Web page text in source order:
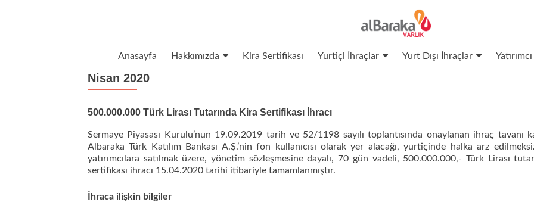
Anasayfa Hakkımızda Kira Sertifikası Yurtiçi İhraçlar Yurt Dışı İhraçlar
Nisan 2020
500.000.000 Türk Lirası Tutarında Kira Sertifikası İhracı
Sermaye Piyasası Kurulu’nun 19.09.2019 tarih ve 52/1198 sayılı toplantısında onaylanan ihraç tavanı
Albaraka Türk Katılım Bankası A.Ş.’nin fon kullanıcısı olarak yer alacağı, yurtiçinde halka arz
yatırımcılara satılmak üzere, yönetim sözleşmesine dayalı, 70 gün vadeli, 500.000.000,- Türk Lirası
sertifikası ihracı 15.04.2020 tarihi itibariyle tamamlanmıştır.
İhraca ilişkin bilgiler